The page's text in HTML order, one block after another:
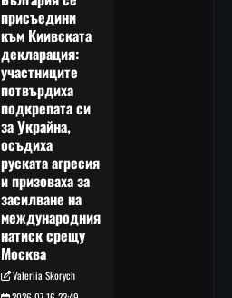
присъедини
към Киивската
декларация:
участниците
потвърдиха
подкрепата си
за Украйна,
осъдиха
руската агресия
и призоваха за
засилване на
международния
натиск срещу
Москва
Valeriia Skorych